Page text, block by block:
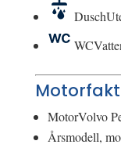
Dusch
WC
MotorVolvo
Årsmodell,